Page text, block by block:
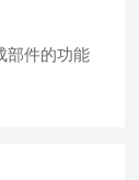
部件的功能